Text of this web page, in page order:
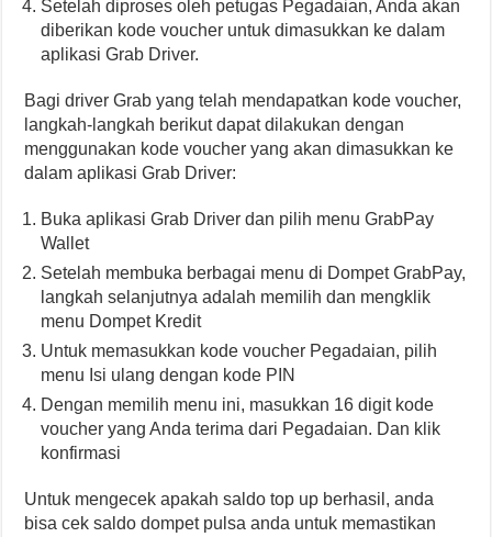
Setelah diproses oleh petugas Pegadaian, Anda akan
diberikan kode voucher untuk dimasukkan ke dalam
aplikasi Grab Driver.
Bagi driver Grab yang telah mendapatkan kode voucher,
langkah-langkah berikut dapat dilakukan dengan
menggunakan kode voucher yang akan dimasukkan ke
dalam aplikasi Grab Driver:
Buka aplikasi Grab Driver dan pilih menu GrabPay
Wallet
Setelah membuka berbagai menu di Dompet GrabPay,
langkah selanjutnya adalah memilih dan mengklik
menu Dompet Kredit
Untuk memasukkan kode voucher Pegadaian, pilih
menu Isi ulang dengan kode PIN
Dengan memilih menu ini, masukkan 16 digit kode
voucher yang Anda terima dari Pegadaian. Dan klik
konfirmasi
Untuk mengecek apakah saldo top up berhasil, anda
bisa cek saldo dompet pulsa anda untuk memastikan